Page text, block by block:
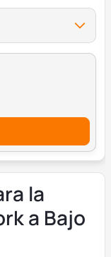
la
a Bajo